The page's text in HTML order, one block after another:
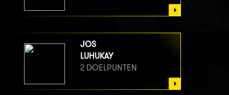
JOS
LUHUKAY
2 DOELPUNTEN